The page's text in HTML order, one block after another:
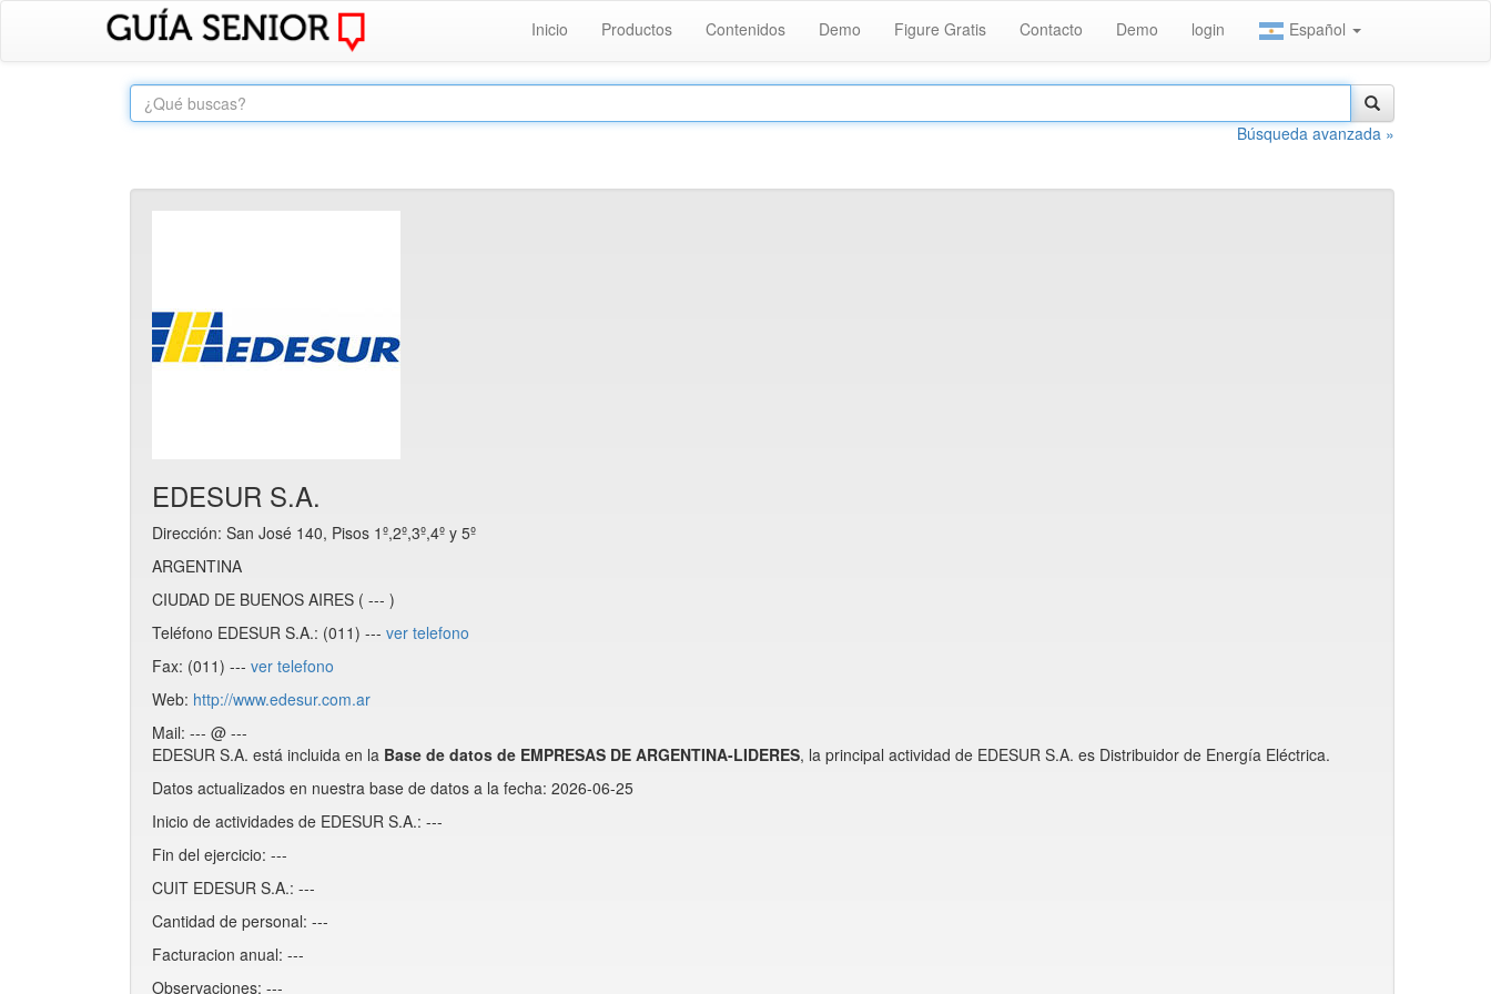
Inicio Productos Contenidos Demo Figure Gratis Contacto Demo login Español
Búsqueda avanzada »
EDESUR S.A.
Dirección: San José 140, Pisos 1º,2º,3º,4º y 5º
ARGENTINA
CIUDAD DE BUENOS AIRES ( --- )
Teléfono EDESUR S.A.: (011) --- ver telefono
Fax: (011) --- ver telefono
Web: http://www.edesur.com.ar
Mail: --- @ ---
EDESUR S.A. está incluida en la Base de datos de EMPRESAS DE ARGENTINA-LIDERES, la principal actividad de EDESUR S.A. es Distribuidor de Energía Eléctrica.
Datos actualizados en nuestra base de datos a la fecha: 2026-06-25
Inicio de actividades de EDESUR S.A.: ---
Fin del ejercicio: ---
CUIT EDESUR S.A.: ---
Cantidad de personal: ---
Facturacion anual: ---
Observaciones: ---